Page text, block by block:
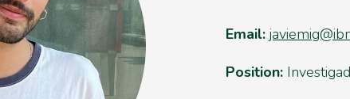
Email:
Position: